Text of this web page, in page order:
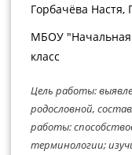
Горбачёва Настя,
МБОУ "Начальная
класс
Цель работы:
родословной,
работы:
терминологии;